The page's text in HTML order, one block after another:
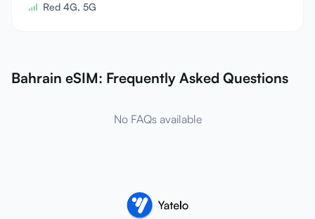
Red 4G, 5G
Bahrain eSIM: Frequently Asked Questions
No FAQs available